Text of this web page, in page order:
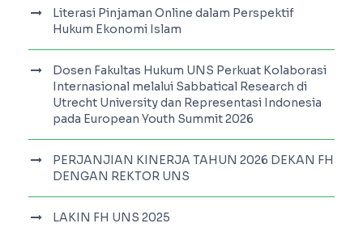
Literasi Pinjaman Online dalam Perspektif
Hukum Ekonomi Islam
Dosen Fakultas Hukum UNS Perkuat Kolaborasi
Internasional melalui Sabbatical Research di
Utrecht University dan Representasi Indonesia
pada European Youth Summit 2026
PERJANJIAN KINERJA TAHUN 2026 DEKAN FH
DENGAN REKTOR UNS
LAKIN FH UNS 2025